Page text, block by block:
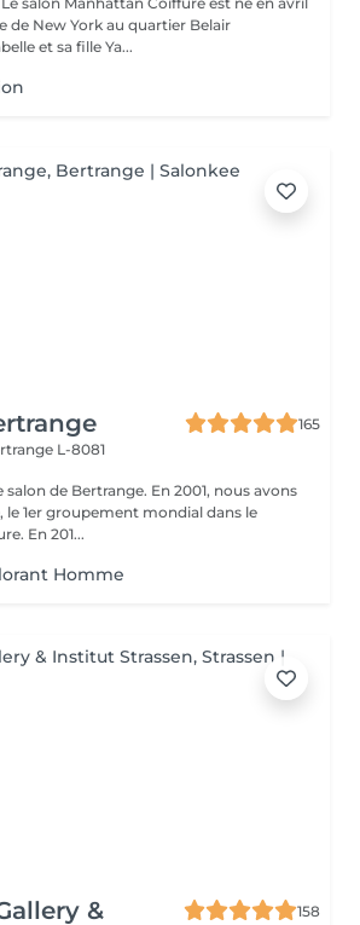
de New York au quartier Belair
et sa fille Ya...
165
L-8081
de Bertrange. En 2001, nous avons
1er groupement mondial dans le
En 201...
Homme
&
158